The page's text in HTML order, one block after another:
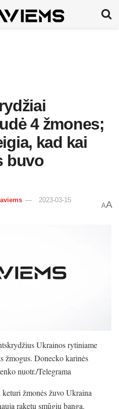
4 žmones;
kad kai
buvo
2023-03-15
AA
Ukrainos rytiniame
žmogus. Donecko karinės
nuotr./Telegrama
žmonės žuvo Ukraina
raketų smūgių bangą.